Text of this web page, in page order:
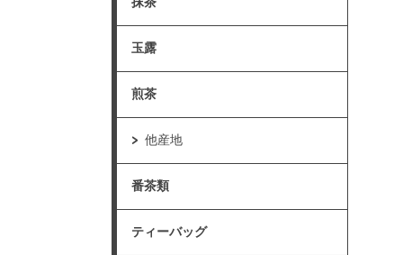
玉露
煎茶
他産地
番茶類
ティーバッグ